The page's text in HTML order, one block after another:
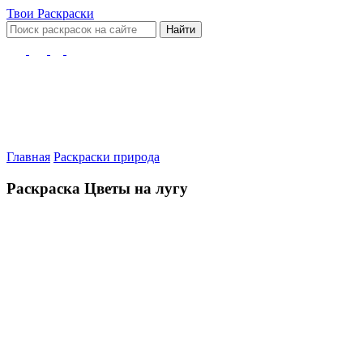
Твои Раскраски
Найти
Главная Раскраски природа
Раскраска Цветы на лугу